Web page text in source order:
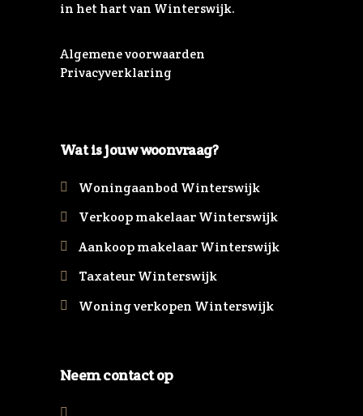
in het hart van Winterswijk.
Algemene voorwaarden
Privacyverklaring
Wat is jouw woonvraag?
Woningaanbod Winterswijk
Verkoop makelaar Winterswijk
Aankoop makelaar Winterswijk
Taxateur Winterswijk
Woning verkopen Winterswijk
Neem contact op